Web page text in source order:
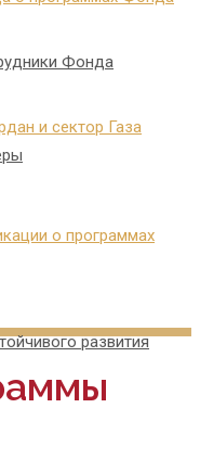
Фонда
развития
и сектор Газа
о программах